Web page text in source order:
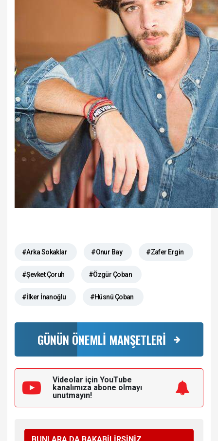
#Arka Sokaklar #Onur Bay #Zafer Ergin
#Şevket Çoruh #Özgür Çoban
#İlker İnanoğlu #Hüsnü Çoban
GÜNÜN ÖNEMLİ MANŞETLERİ
Videolar için YouTube
kanalımıza abone olmayı
unutmayın!
BUNLARA DA BAKABİLİRSİNİZ